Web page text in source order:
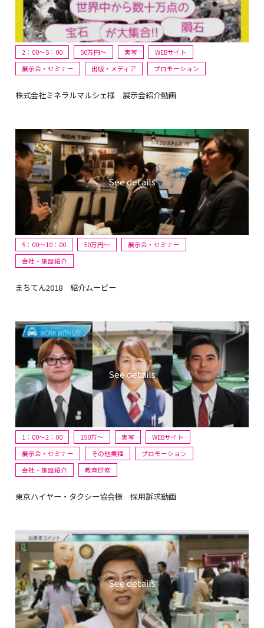
2：00～5：00 50万円〜 実写
WEBサイト
展示会・セミナー
出版・メディア プロモーション
株式会社ミネラルマルシェ様 展示会紹介動画
5：00～10：00 50万円〜
展示会・セミナー
会社・施設紹介
まちてん2018 紹介ムービー
1：00～2：00 150万〜 実写
WEBサイト
展示会・セミナー
その他業種
プロモーション
会社・施設紹介
教育研修
東京ハイヤー・タクシー協会様 採用訴求動画